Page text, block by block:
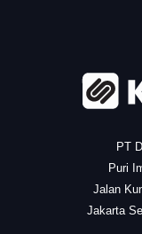
PT
Puri
Jalan
Jakarta